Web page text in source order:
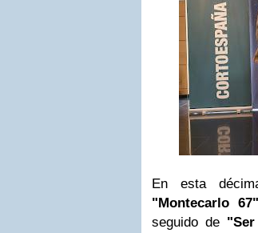
En esta
"Montecarlo 67"
seguido de